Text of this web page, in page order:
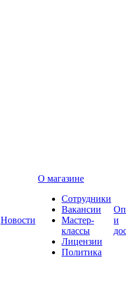
Новости
О магазине
Сотрудники
Вакансии
Мастер-
классы
Лицензии
Политика
и